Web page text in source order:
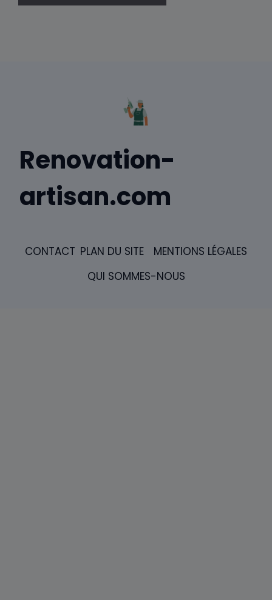
Renovation-
artisan.com
CONTACT PLAN DU SITE
MENTIONS LÉGALES
QUI SOMMES-NOUS